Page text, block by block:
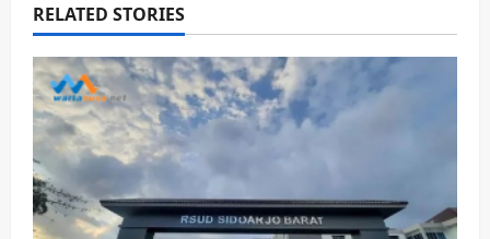
a
t
i
o
n
RELATED STORIES